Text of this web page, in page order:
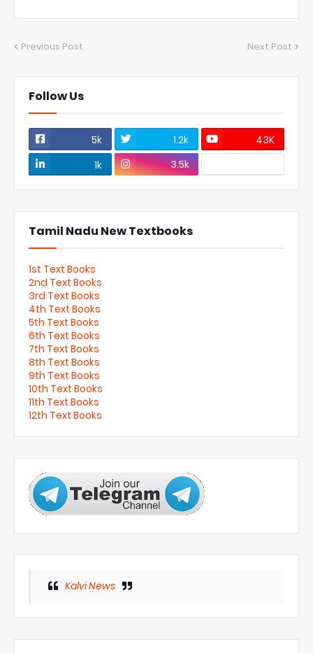
Previous Post Next Post
Follow Us
5k 1.2k
43K
1k
3.5k
Tamil Nadu New Textbooks
1st Text Books
2nd Text Books
3rd Text Books
4th Text Books
5th Text Books
6th Text Books
7th Text Books
8th Text Books
9th Text Books
10th Text Books
11th Text Books
12th Text Books
Kalvi News